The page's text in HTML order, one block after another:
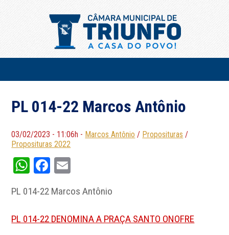
PL 014-22 Marcos Antônio
03/02/2023 - 11:06h - Marcos Antônio / Proposituras /
Proposituras 2022
WhatsApp
Facebook
PL 014-22 Marcos Antônio
PL 014-22 DENOMINA A PRAÇA SANTO ONOFRE